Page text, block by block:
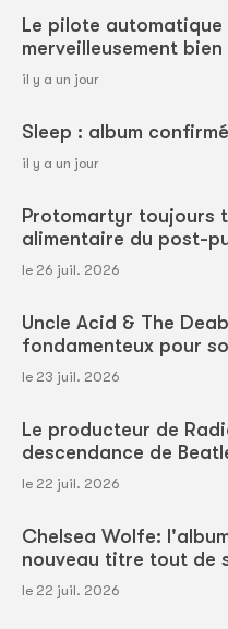
Le pilote
merveilleusement bien
il y a un jour
Sleep : album
il y a un jour
Protomartyr toujours
alimentaire du post-
le 26 juil. 2026
Uncle Acid & The
fondamenteux pour
le 23 juil. 2026
Le producteur de
descendance de
le 22 juil. 2026
Chelsea Wolfe:
nouveau titre tout de
le 22 juil. 2026